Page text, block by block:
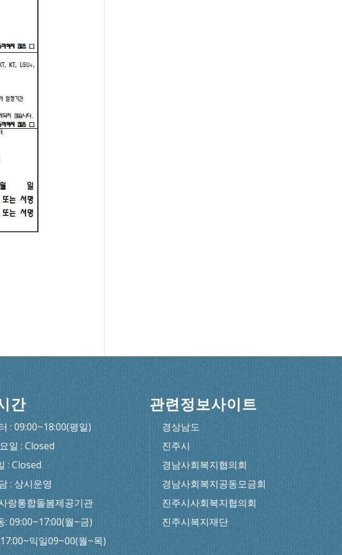
간
: 09:00~18:00(평일)
일 : Closed
: Closed
: 상시운영
랑통합돌봄제공기관
: 09:00~17:00(월~금)
익일09~00(월~목)
관련정보사이트
경상남도
진주시
경남사회복지협의회
경남사회복지공동모금회
진주시사회복지협의회
진주시복지재단